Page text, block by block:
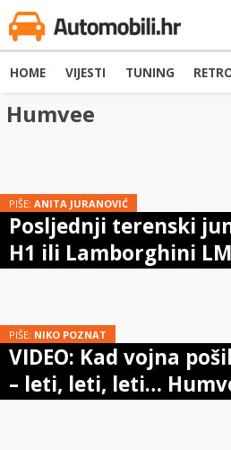
HOME VIJESTI TUNING
Humvee
PIŠE: ANITA JURANOVIĆ
Posljednji terenski
H1 ili Lamborghini
PIŠE: NIKO POZNAT
VIDEO: Kad vojna
– leti, leti, leti…